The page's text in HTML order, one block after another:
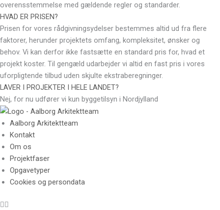
overensstemmelse med gældende regler og standarder.
HVAD ER PRISEN?
Prisen for vores rådgivningsydelser bestemmes altid ud fra flere
faktorer, herunder projektets omfang, kompleksitet, ønsker og
behov. Vi kan derfor ikke fastsætte en standard pris for, hvad et
projekt koster. Til gengæld udarbejder vi altid en fast pris i vores
uforpligtende tilbud uden skjulte ekstraberegninger.
LAVER I PROJEKTER I HELE LANDET?
Nej, for nu udfører vi kun byggetilsyn i Nordjylland
Aalborg Arkitektteam
Kontakt
Om os
Projektfaser
Opgavetyper
Cookies og persondata